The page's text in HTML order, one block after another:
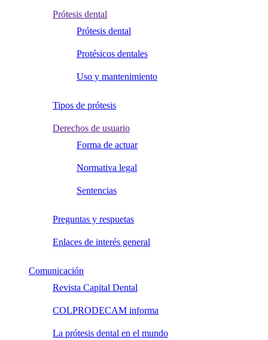
Prótesis dental
Prótesis dental
Protésicos dentales
Uso y mantenimiento
Tipos de prótesis
Derechos de usuario
Forma de actuar
Normativa legal
Sentencias
Preguntas y respuetas
Enlaces de interés general
Comunicación
Revista Capital Dental
COLPRODECAM informa
La prótesis dental en el mundo